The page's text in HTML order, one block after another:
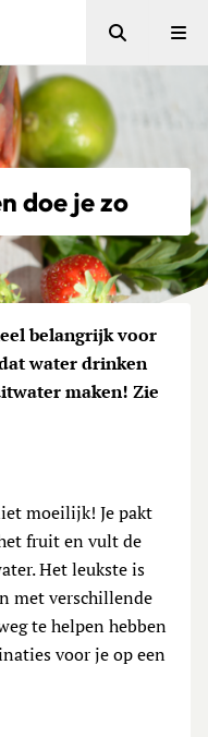
Zoeken
doe je zo
belangrijk voor
water drinken
maken! Zie
moeilijk! Je pakt
fruit en vult de
Het leukste is
met verschillende
te helpen hebben
voor je op een